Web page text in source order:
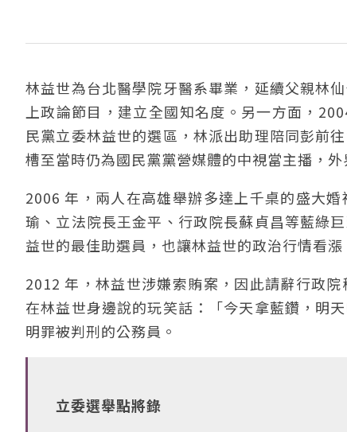
林益世為台北醫學院牙醫系畢業，延續父親林
上政論節目，建立全國知名度。另一方面，
民黨立委林益世的選區，林派出助理陪同彭前
槽至當時仍為國民黨黨營媒體的中視當主播，
2006 年，兩人在高雄舉辦多達上千桌的盛大
瑜、立法院長王金平、行政院長蘇貞昌等藍綠
益世的最佳助選員，也讓林益世的政治行情看漲
2012 年，林益世涉嫌索賄案，因此請辭行政
在林益世身邊說的玩笑話：「今天拿藍鑽，明
明罪被判刑的公務員。
立委選舉點將錄